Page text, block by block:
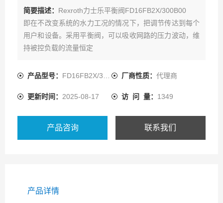
简要描述： Rexroth力士乐平衡阀FD16FB2X/300B00
即在不改变系统的水力工况的情况下，把调节传达到每个
用户和设备。采用平衡阀，可以吸收网路的压力波动，维
持被控负载的流量恒定
产品型号： FD16FB2X/300B00V 厂商性质： 代理商
更新时间： 2025-08-17 访 问 量： 1349
产品咨询 联系我们
产品详情